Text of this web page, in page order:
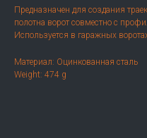
Предназначен для создания
полотна ворот совместно с
Используется в гаражных
Материал: Оцинкованная сталь
Weight: 474 g